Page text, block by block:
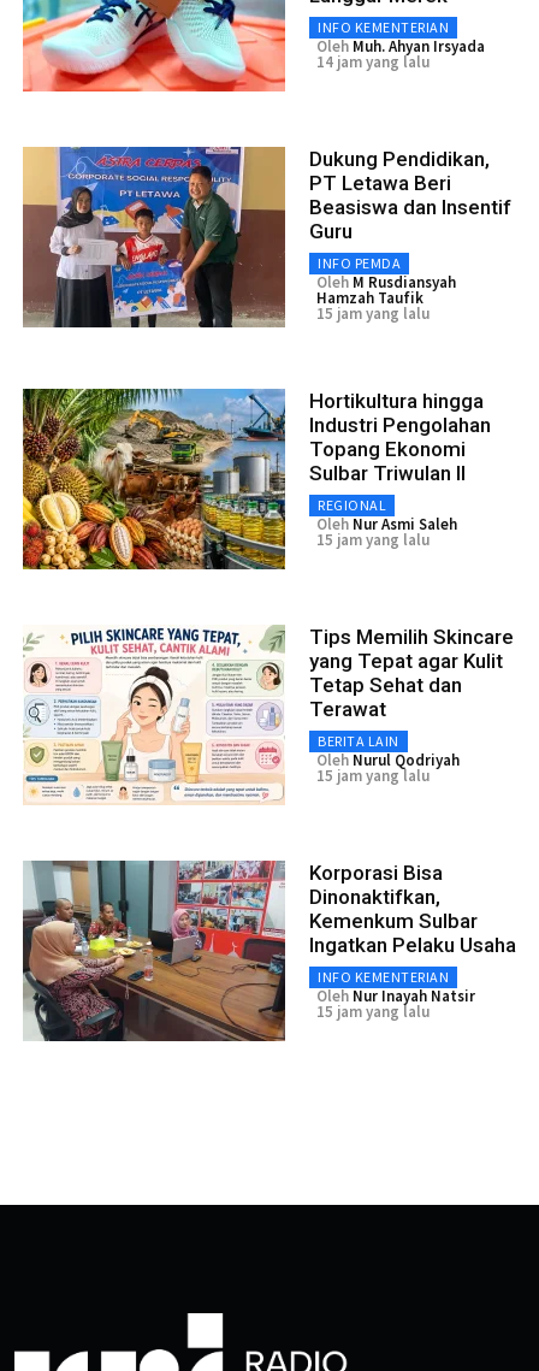
INFO KEMENTERIAN
Oleh Muh. Ahyan Irsyada
14 jam yang lalu
Dukung Pendidikan,
PT Letawa Beri
Beasiswa dan Insentif
Guru
INFO PEMDA
Oleh M Rusdiansyah
Hamzah Taufik
15 jam yang lalu
Hortikultura hingga
Industri Pengolahan
Topang Ekonomi
Sulbar Triwulan II
REGIONAL
Oleh Nur Asmi Saleh
15 jam yang lalu
Tips Memilih Skincare
yang Tepat agar Kulit
Tetap Sehat dan
Terawat
BERITA LAIN
Oleh Nurul Qodriyah
15 jam yang lalu
Korporasi Bisa
Dinonaktifkan,
Kemenkum Sulbar
Ingatkan Pelaku Usaha
INFO KEMENTERIAN
Oleh Nur Inayah Natsir
15 jam yang lalu